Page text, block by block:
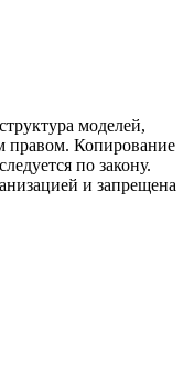
моделей,
правом. Копирование
по закону.
и запрещена